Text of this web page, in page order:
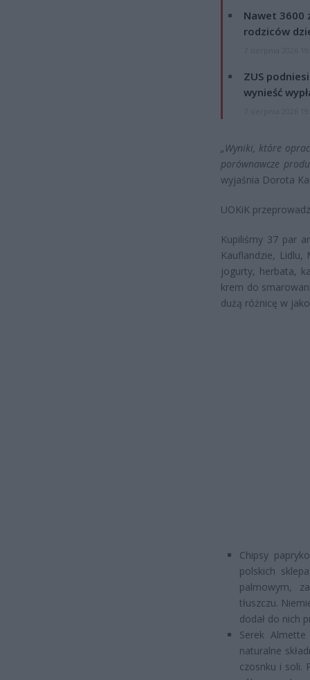
Nawet 3600
rodziców
ZUS
wynieść
„Wyniki, które
porównawcze
wyjaśnia Dorota
UOKiK
Kupiliśmy 37 par
Kauflandzie,
jogurty, herbata,
krem do
dużą różnicę w
Chipsy
polskich
palmowym,
tłuszczu.
dodał do nich
Serek
naturalne
czosnku i soli.